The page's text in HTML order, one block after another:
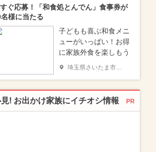
ぐ応募！「和食処とんでん」食事券が
様に当たる
子どもも喜ぶ和食メニ
ューがいっぱい！お得
に家族外食を楽しもう
埼玉県さいたま市南区
! お出かけ家族にイチオシ情報 PR